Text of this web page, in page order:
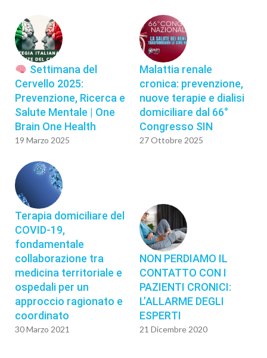
Settimana del
Cervello 2025:
Prevenzione, Ricerca e
Salute Mentale | One
Brain One Health
19 Marzo 2025
Malattia renale
cronica: prevenzione,
nuove terapie e dialisi
domiciliare dal 66°
Congresso SIN
27 Ottobre 2025
Terapia domiciliare del
COVID-19,
fondamentale
collaborazione tra
medicina territoriale e
ospedali per un
approccio ragionato e
coordinato
30 Marzo 2021
NON PERDIAMO IL
CONTATTO CON I
PAZIENTI CRONICI:
L’ALLARME DEGLI
ESPERTI
21 Dicembre 2020